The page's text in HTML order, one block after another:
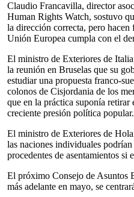
Claudio Francavilla, director
Human Rights Watch, sostuvo
la dirección correcta, pero hacen
Unión Europea cumpla con el
El ministro de Exteriores de
la reunión en Bruselas que su
estudiar una propuesta franco-
colonos de Cisjordania de los
que en la práctica suponía
creciente presión política popular.
El ministro de Exteriores de
las naciones individuales
procedentes de asentamientos si
El próximo Consejo de Asuntos
más adelante en mayo, se